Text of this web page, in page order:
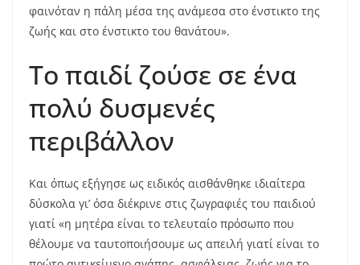
φαινόταν η πάλη μέσα της ανάμεσα στο ένστικτο της
ζωής και στο ένστικτο του θανάτου».
Το παιδί ζούσε σε ένα
πολύ δυσμενές
περιβάλλον
Και όπως εξήγησε ως ειδικός αισθάνθηκε ιδιαίτερα
δύσκολα γι’ όσα διέκρινε στις ζωγραφιές του παιδιού
γιατί «η μητέρα είναι το τελευταίο πρόσωπο που
θέλουμε να ταυτοποιήσουμε ως απειλή γιατί είναι το